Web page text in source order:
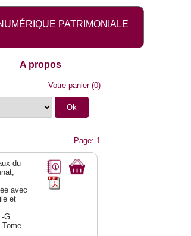
PATRIMONIALE
A propos
Votre panier(0)
Page: 1
du
avec
et
G.
Tome